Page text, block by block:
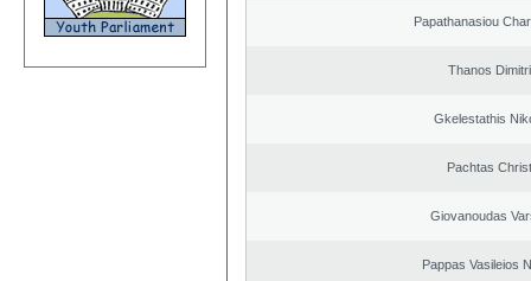
Papathanasiou
Thanos
Gkelestathis
Pachtas
Giovanoudas
Pappas Vasileios